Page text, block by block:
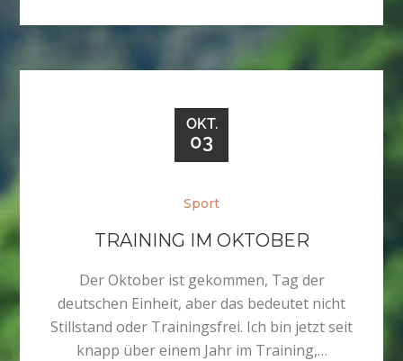
OKT.
03
Sport
TRAINING IM OKTOBER
Der Oktober ist gekommen, Tag der
deutschen Einheit, aber das bedeutet nicht
Stillstand oder Trainingsfrei. Ich bin jetzt seit
knapp über einem Jahr im Training,…